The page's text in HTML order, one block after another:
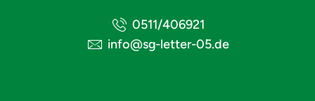
0511/406921
info@sg-letter-05.de